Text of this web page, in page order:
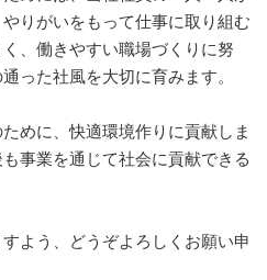
りがいをもって仕事に取り組む
、働きやすい職場づくりに努
った社風を大切に育みます。
めに、快適環境作りに貢献しま
事業を通じて社会に貢献できる
よう、どうぞよろしくお願い申